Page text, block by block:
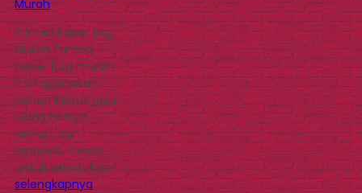
Murah
Printed Paper Bag
Murah Printed
paper bag murah
menggunakan
bahan kertas daur
ulang hemat,
ramah, dan
branded. Cocok
untuk kebutuhan…
selengkapnya